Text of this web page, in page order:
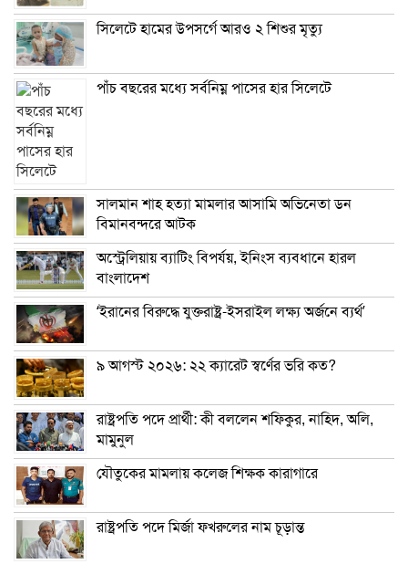
সিলেটে হামের উপসর্গে আরও ২ শিশুর মৃত্যু
পাঁচ বছরের মধ্যে সর্বনিম্ন পাসের হার সিলেটে
সালমান শাহ হত্যা মামলার আসামি অভিনেতা ডন
বিমানবন্দরে আটক
অস্ট্রেলিয়ায় ব্যাটিং বিপর্যয়, ইনিংস ব্যবধানে হারল
বাংলাদেশ
‘ইরানের বিরুদ্ধে যুক্তরাষ্ট্র-ইসরাইল লক্ষ্য অর্জনে ব্যর্থ’
৯ আগস্ট ২০২৬: ২২ ক্যারেট স্বর্ণের ভরি কত?
রাষ্ট্রপতি পদে প্রার্থী: কী বললেন শফিকুর, নাহিদ, অলি,
মামুনুল
যৌতুকের মামলায় কলেজ শিক্ষক কারাগারে
রাষ্ট্রপতি পদে মির্জা ফখরুলের নাম চূড়ান্ত